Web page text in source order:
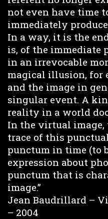
not even have time
immediately
In a way, it is the
is, of the immediate
in an irrevocable
magical illusion, for
and the image in
singular event. A
reality in a world
In the virtual image,
trace of this
punctum in time (to
expression about
punctum that is
image.”
Jean Baudrillard –
– 2004